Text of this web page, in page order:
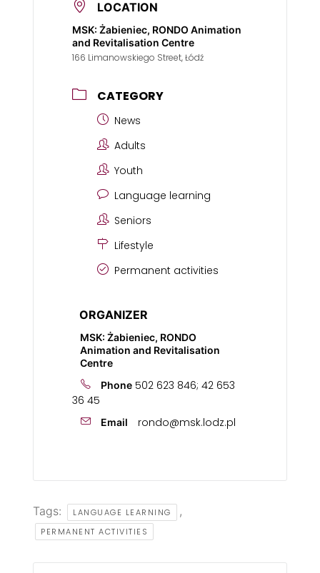
LOCATION
MSK: Żabieniec, RONDO Animation
and Revitalisation Centre
166 Limanowskiego Street, Łódź
CATEGORY
News
Adults
Youth
Language learning
Seniors
Lifestyle
Permanent activities
ORGANIZER
MSK: Żabieniec, RONDO
Animation and Revitalisation
Centre
Phone 502 623 846; 42 653
36 45
Email rondo@msk.lodz.pl
Tags: LANGUAGE LEARNING ,
PERMANENT ACTIVITIES